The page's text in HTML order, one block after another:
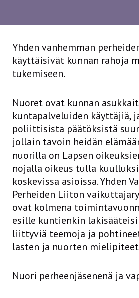
Yhden vanhemman
käyttäisivät kunnan rahoja
tukemiseen.
Nuoret ovat kunnan
kuntapalveluiden käyttäjiä,
poliittisista päätöksistä
jollain tavoin heidän
nuorilla on Lapsen
nojalla oikeus tulla
koskevissa asioissa. Yhden
Perheiden Liiton
ovat kolmena
esille kuntienkin
liittyviä teemoja ja
lasten ja nuorten
Nuori perheenjäsenenä ja